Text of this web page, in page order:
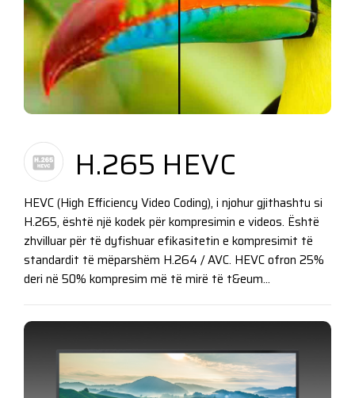
H.265 HEVC
HEVC (High Efficiency Video Coding), i njohur gjithashtu si
H.265, është një kodek për kompresimin e videos. Është
zhvilluar për të dyfishuar efikasitetin e kompresimit të
standardit të mëparshëm H.264 / AVC. HEVC ofron 25%
deri në 50% kompresim më të mirë të t&eum...